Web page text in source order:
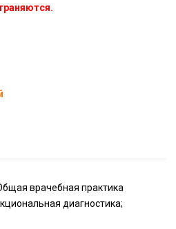
врачебная практика
диагностика;